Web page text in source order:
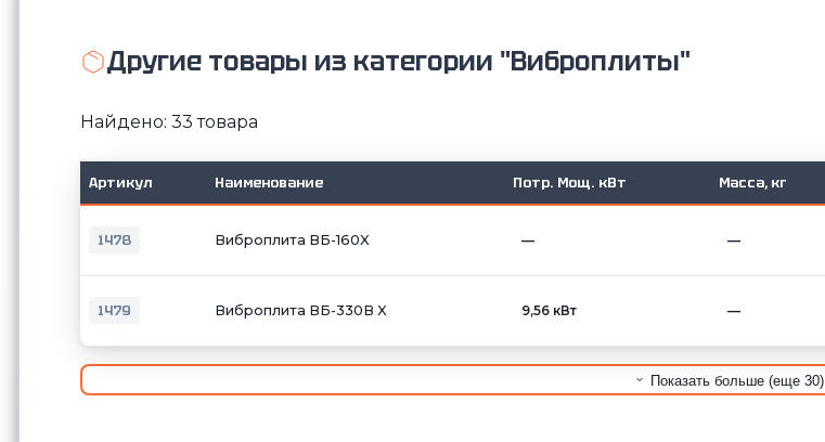
Другие товары из категории "Виброплиты"
Найдено: 33 товара
Артикул Наименование Потр. Мощ. кВт Масса, кг
1478 Виброплита ВБ-160X — —
1479 Виброплита ВБ-330В X 9,56 кВт —
Показать больше (еще 30)